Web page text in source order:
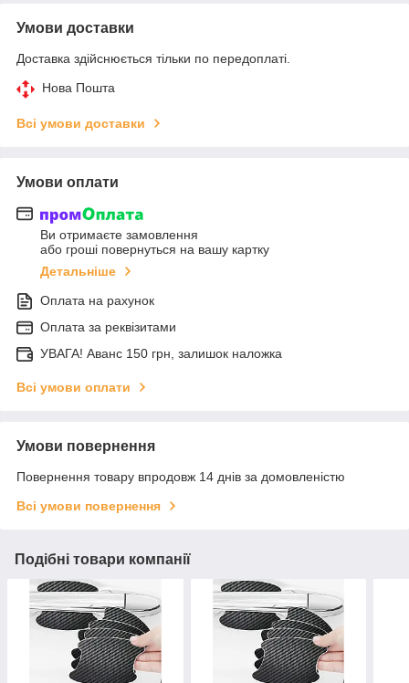
Умови доставки
Доставка здійснюється тільки по передоплаті.
Нова Пошта
Всі умови доставки
Умови оплати
Ви отримаєте замовлення
або гроші повернуться на вашу картку
Детальніше
Оплата на рахунок
Оплата за реквізитами
УВАГА! Аванс 150 грн, залишок наложка
Всі умови оплати
Умови повернення
Повернення товару впродовж 14 днів за домовленістю
Всі умови повернення
Подібні товари компанії